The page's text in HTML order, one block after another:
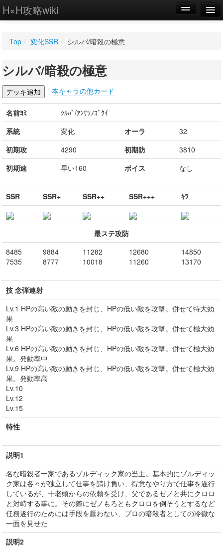
H×H攻略wiki
WIKI
設定
Top / 変化SSR / シルバ/暗殺の極意
シルバ/暗殺の極意
本キャラの他カード
名前ﾖﾐ
ｼﾙﾊﾞ/ｱﾝｻﾂﾉｺﾞｸｲ
系統
変化 オーラ
32
初期攻
4290 初期防
3810
初期速
早い160 ボイス なし
SSR SSR+ SSR++ SSR+++ ｷﾗ
最ステ攻防
8485
7535
9884
8777
11282
10018
12680
11260
14850
13170
技 念弾連射
Lv.1 HPの高い敵の動きを封じ、HPの低い敵を攻撃。併せて特大効
果
Lv.3 HPの高い敵の動きを封じ、HPの低い敵を攻撃。併せて極大効
果
Lv.6 HPの高い敵の動きを封じ、HPの低い敵を攻撃。併せて極大効
果。発動率中
Lv.9 HPの高い敵の動きを封じ、HPの低い敵を攻撃。併せて極大効
果。発動率高
Lv.10
Lv.12
Lv.15
特性
説明1
名な暗殺者一家であるゾルディック家の当主。基本的にゾルディッ
ク家は各々が独立して仕事を請け負い、得意なやり方で仕事を遂行
しているが、十老頭からの依頼を受け、父であるゼノと共にクロロ
と対峙する事に。その際にゼノもろともクロロを倒そうとするなど
任務遂行のためには手段を厭わない、プロの暗殺者としての冷徹な
一面を見せた
説明2